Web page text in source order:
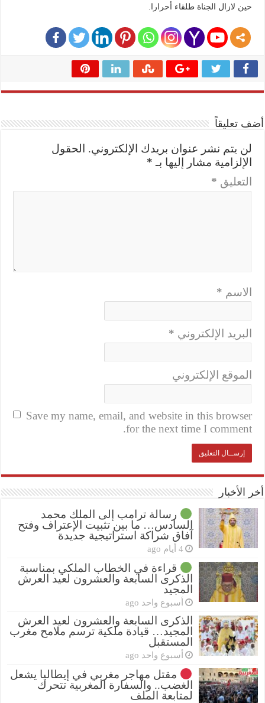
حين لازال الجناة طلقاء أحرارا.
أضف تعليقاً
لن يتم نشر عنوان بريدك الإلكتروني.
الحقول
الإلزامية مشار إليها بـ *
التعليق *
الاسم *
البريد الإلكتروني *
الموقع الإلكتروني
Save my name, email, and website in this browser
for the next time I comment.
أخر الأخبار
رسالة ترامب إلى الملك محمد
السادس… ما بين تثبيت الإعتراف وفتح
آفاق شراكة استراتيجية جديدة
4 أيام ago
قراءة في الخطاب الملكي بمناسبة
الذكرى السابعة والعشرون لعيد العرش
المجيد
أسبوع واحد ago
الذكرى السابعة والعشرون لعيد العرش
المجيد… قيادة ملكية ترسم ملامح مغرب
المستقبل
أسبوع واحد ago
مقتل مهاجر مغربي في إيطاليا يشعل
الغضب.. والسفارة المغربية تتحرك
لمتابعة الملف